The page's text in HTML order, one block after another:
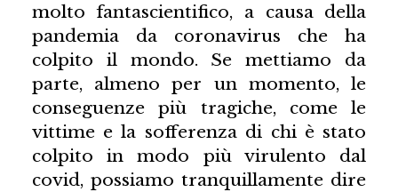
molto fantascientifico, a causa della
pandemia da coronavirus che ha
colpito il mondo. Se mettiamo da
parte, almeno per un momento, le
conseguenze più tragiche, come le
vittime e la sofferenza di chi è stato
colpito in modo più virulento dal
covid, possiamo tranquillamente dire